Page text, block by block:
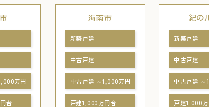
万円
台
海南市
新築戸建
中古戸建
中古戸建 ～1,000万円
戸建1,000万円台
紀の
新築戸建
中古戸建
中古戸建 ～
戸建1,000